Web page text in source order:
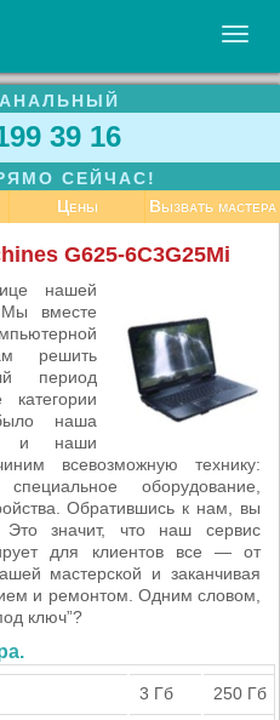
39 16
СЕЙЧАС!
Цены Вызвать мастера
G625-6C3G25Mi
нашей
вместе
решить
период
наша
и наши
всевозможную технику:
оборудование,
Обратившись к нам, вы
Это значит, что наш сервис
для клиентов все — от
мастерской и заканчивая
и ремонтом. Одним словом,
ключ”?
3 Гб 250 Гб